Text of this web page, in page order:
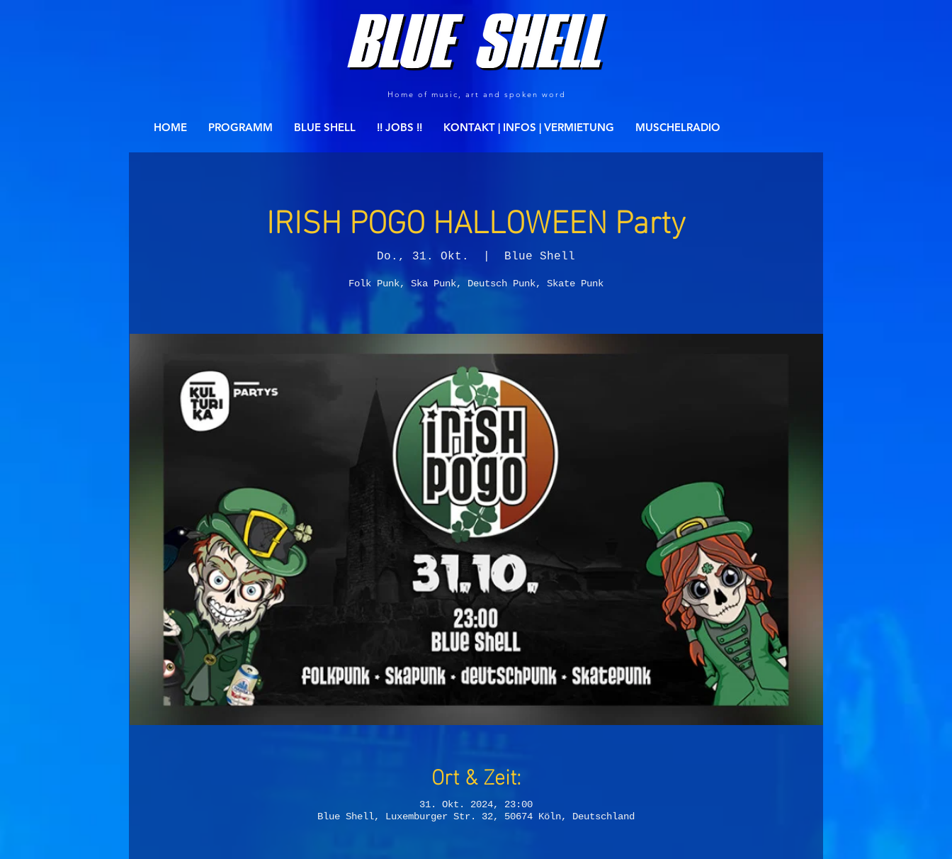
Home of music, art and spoken word
HOME PROGRAMM BLUE SHELL !! JOBS !! KONTAKT | INFOS | VERMIETUNG MUSCHELRADIO
IRISH POGO HALLOWEEN Party
Do., 31. Okt. Blue Shell
Folk Punk, Ska Punk, Deutsch Punk, Skate Punk
Ort & Zeit:
31. Okt. 2024, 23:00
Blue Shell, Luxemburger Str. 32, 50674 Köln, Deutschland